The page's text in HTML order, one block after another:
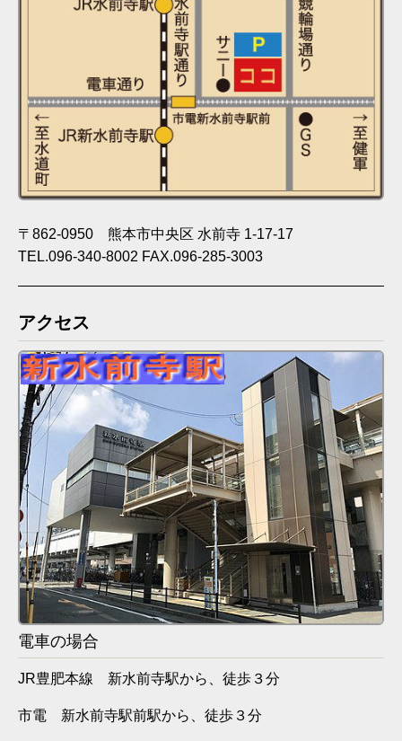
〒862-0950 熊本市中央区 水前寺 1-17-17
TEL.096-340-8002 FAX.096-285-3003
アクセス
電車の場合
JR豊肥本線 新水前寺駅から、徒歩３分
市電 新水前寺駅前駅から、徒歩３分